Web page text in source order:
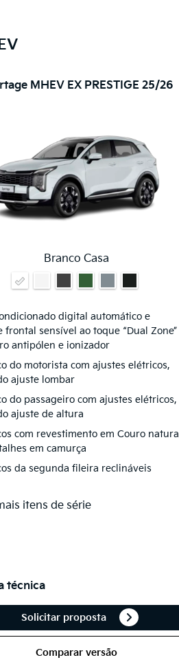
MHEV EX PRESTIGE 25/26
Branco Casa
digital automático e
frontal sensível ao toque “Dual Zone”
antipólen e ionizador
do motorista com ajustes elétricos,
ajuste lombar
do passageiro com ajustes elétricos,
ajuste de altura
com revestimento em Couro natural
em camurça
da segunda fileira reclináveis
itens de série
técnica
Solicitar proposta
Comparar versão